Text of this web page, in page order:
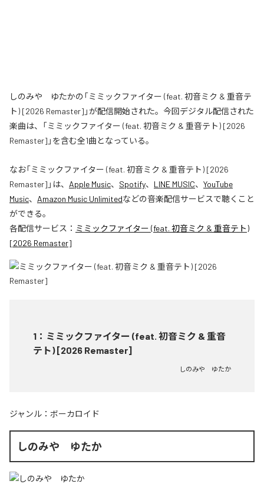
しのみや ゆたかの「ミミックファイター (feat. 初音ミク & 重音テ
ト) [2026 Remaster]」が配信開始された。今回デジタル配信された
楽曲は、「ミミックファイター (feat. 初音ミク & 重音テト) [2026
Remaster]」を含む全1曲となっている。
なお「ミミックファイター (feat. 初音ミク & 重音テト) [2026
Remaster] 」は、 Apple Music、 Spotify、 LINE MUSIC、 YouTube
Music、 Amazon Music Unlimitedなどの音楽配信サービスで聴くこと
ができる。
各配信サービス： ミミックファイター (feat. 初音ミク & 重音テト)
[2026 Remaster]
1 ： ミミックファイター (feat. 初音ミク & 重音
テト) [2026 Remaster]
しのみや ゆたか
ジャンル： ボーカロイド
しのみや ゆたか